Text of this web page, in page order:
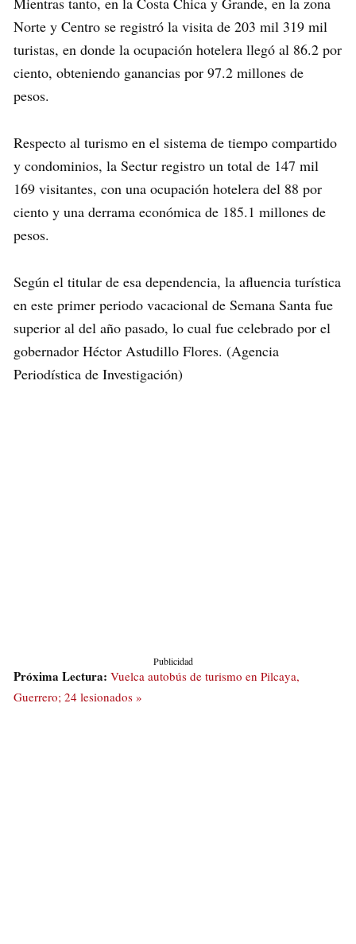
Norte y Centro se registró la visita de 203 mil 319 mil
turistas, en donde la ocupación hotelera llegó al 86.2 por
ciento, obteniendo ganancias por 97.2 millones de
pesos.
Respecto al turismo en el sistema de tiempo compartido
y condominios, la Sectur registro un total de 147 mil
169 visitantes, con una ocupación hotelera del 88 por
ciento y una derrama económica de 185.1 millones de
pesos.
Según el titular de esa dependencia, la afluencia turística
en este primer periodo vacacional de Semana Santa fue
superior al del año pasado, lo cual fue celebrado por el
gobernador Héctor Astudillo Flores. (Agencia
Periodística de Investigación)
Publicidad
Próxima Lectura: Vuelca autobús de turismo en Pilcaya,
Guerrero; 24 lesionados »